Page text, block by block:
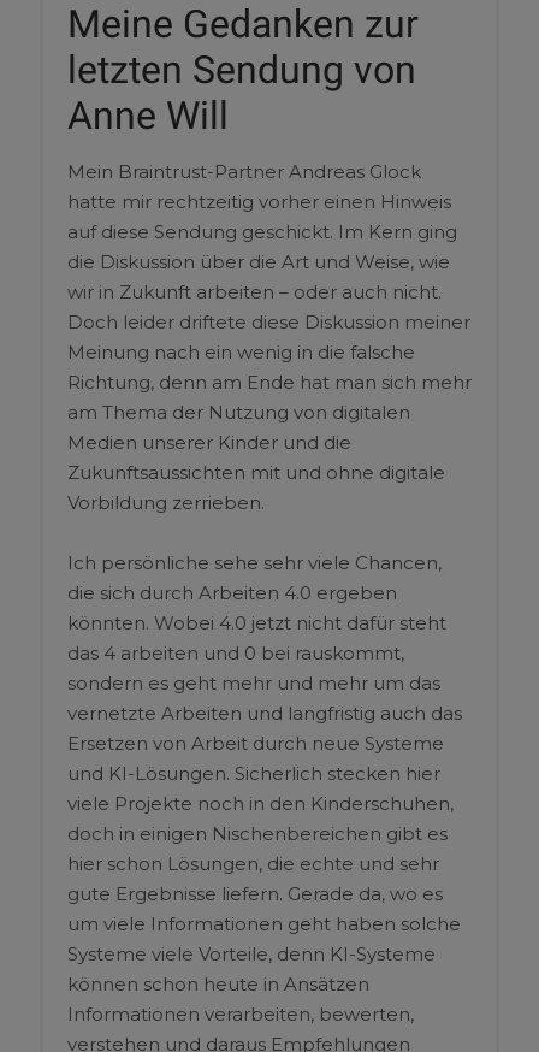
Meine Gedanken zur
letzten Sendung von
Anne Will
Mein Braintrust-Partner Andreas Glock
hatte mir rechtzeitig vorher einen Hinweis
auf diese Sendung geschickt. Im Kern ging
die Diskussion über die Art und Weise, wie
wir in Zukunft arbeiten – oder auch nicht.
Doch leider driftete diese Diskussion meiner
Meinung nach ein wenig in die falsche
Richtung, denn am Ende hat man sich mehr
am Thema der Nutzung von digitalen
Medien unserer Kinder und die
Zukunftsaussichten mit und ohne digitale
Vorbildung zerrieben.
Ich persönliche sehe sehr viele Chancen,
die sich durch Arbeiten 4.0 ergeben
könnten. Wobei 4.0 jetzt nicht dafür steht
das 4 arbeiten und 0 bei rauskommt,
sondern es geht mehr und mehr um das
vernetzte Arbeiten und langfristig auch das
Ersetzen von Arbeit durch neue Systeme
und KI-Lösungen. Sicherlich stecken hier
viele Projekte noch in den Kinderschuhen,
doch in einigen Nischenbereichen gibt es
hier schon Lösungen, die echte und sehr
gute Ergebnisse liefern. Gerade da, wo es
um viele Informationen geht haben solche
Systeme viele Vorteile, denn KI-Systeme
können schon heute in Ansätzen
Informationen verarbeiten, bewerten,
verstehen und daraus Empfehlungen